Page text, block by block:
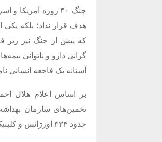
جنگ ۴۰ روزه
هدف قرار نداد؛ بلکه
که پیش از جنگ نیز زیر
گرانی دارو و ناتوانی
آستانه یک فاجعه انسانی
حدود ۳۳۴ اورژانس و کلینیک در سراسر کشور آسیب دیده یا از کار افتاده‌اند.